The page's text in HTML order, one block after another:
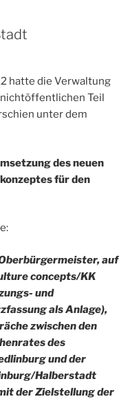
hatte die Verwaltung
Teil
unter dem
des neuen
für den
auf
concepts/KK
und
als Anlage),
zwischen den
des
und der
Halberstadt
der Zielstellung der